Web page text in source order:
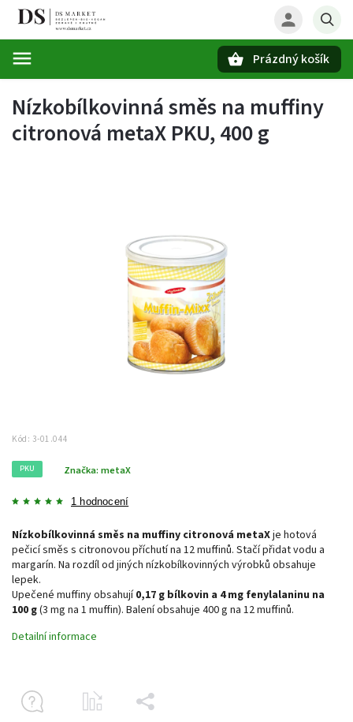
Prázdný košík
Nízkobílkovinná směs na muffiny
citronová metaX PKU, 400 g
Kód: 3-01.044
PKU
1 hodnocení
Značka: metaX
Nízkobílkovinná směs na muffiny citronová metaXje hotová
pečicí směs s citronovou příchutí na 12 muffinů. Stačí přidat vodu a
margarín. Na rozdíl od jiných nízkobílkovinných výrobků obsahuje
lepek.
Upečené muffiny obsahují0,17 g bílkovin a 4 mg fenylalaninu na
100 g(3 mg na 1 muffin). Balení obsahuje 400 g na 12 muffinů.
Detailní informace